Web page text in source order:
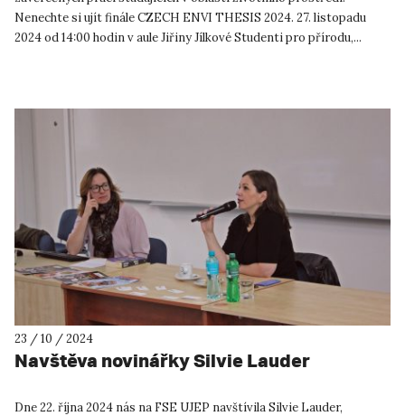
Nenechte si ujít finále CZECH ENVI THESIS 2024. 27. listopadu
2024 od 14:00 hodin v aule Jiřiny Jílkové Studenti pro přírodu,...
23 / 10 / 2024
Navštěva novinářky Silvie Lauder
Dne 22. října 2024 nás na FSE UJEP navštívila Silvie Lauder,